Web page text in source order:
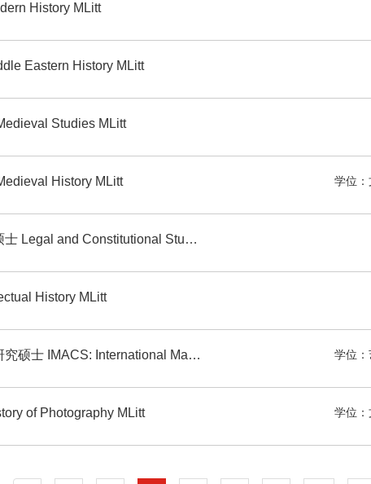
History MLitt
Eastern History MLitt
Studies MLitt
History MLitt 学位
法律与宪法研究硕士 Legal and Constitutional Studies MLitt
History MLitt
国际视听与电影研究硕士 IMACS: International Master in Audiovisual and Cinema Studies MLitt 学位
of Photography MLitt 学位